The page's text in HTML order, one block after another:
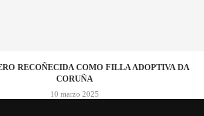
RECOÑECIDA COMO FILLA ADOPTIVA DA
CORUÑA
10 marzo 2025